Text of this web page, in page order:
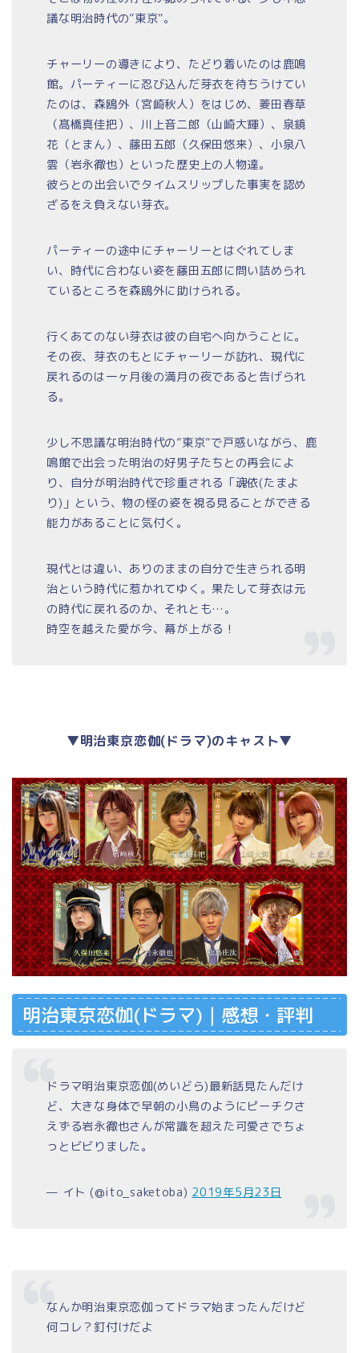
議な明治時代の”東京”。
チャーリーの導きにより、たどり着いたのは鹿鳴
館。パーティーに忍び込んだ芽衣を待ちうけてい
たのは、森鴎外（宮崎秋人）をはじめ、菱田春草
（髙橋真佳把）、川上音二郎（山崎大輝）、泉鏡
花（とまん）、藤田五郎（久保田悠来）、小泉八
雲（岩永徹也）といった歴史上の人物達。
彼らとの出会いでタイムスリップした事実を認め
ざるをえ負えない芽衣。
パーティーの途中にチャーリーとはぐれてしま
い、時代に合わない姿を藤田五郎に問い詰められ
ているところを森鴎外に助けられる。
行くあてのない芽衣は彼の自宅へ向かうことに。
その夜、芽衣のもとにチャーリーが訪れ、現代に
戻れるのは一ヶ月後の満月の夜であると告げられ
る。
少し不思議な明治時代の”東京”で戸惑いながら、鹿
鳴館で出会った明治の好男子たちとの再会によ
り、自分が明治時代で珍重される「魂依(たまよ
り)」という、物の怪の姿を視る見ることができる
能力があることに気付く。
現代とは違い、ありのままの自分で生きられる明
治という時代に惹かれてゆく。果たして芽衣は元
の時代に戻れるのか、それとも…。
時空を越えた愛が今、幕が上がる！
▼明治東京恋伽(ドラマ)のキャスト▼
明治東京恋伽(ドラマ)｜感想・評判
ドラマ明治東京恋伽(めいどら)最新話見たんだけ
ど、大きな身体で早朝の小鳥のようにピーチクさ
えずる岩永徹也さんが常識を超えた可愛さでちょ
っとビビりました。
— イト (@ito_saketoba) 2019年5月23日
なんか明治東京恋伽ってドラマ始まったんだけど
何コレ？釘付けだよ